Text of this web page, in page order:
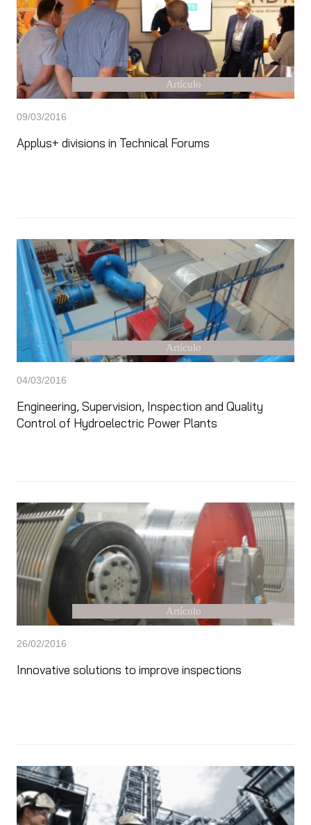
Artículo
09/03/2016
Applus+ divisions in Technical Forums
Artículo
04/03/2016
Engineering, Supervision, Inspection and Quality
Control of Hydroelectric Power Plants
Artículo
26/02/2016
Innovative solutions to improve inspections